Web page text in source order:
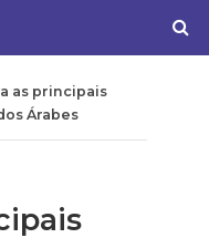
as principais
Árabes